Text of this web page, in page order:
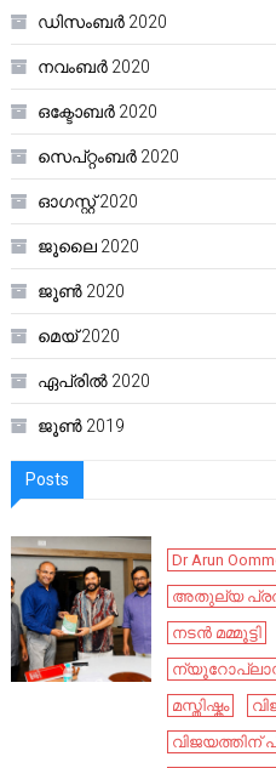
ഡിസംബർ 2020
നവംബർ 2020
ഒക്ടോബർ 2020
സെപ്റ്റംബർ 2020
ഓഗസ്റ്റ്‌ 2020
ജൂലൈ 2020
ജൂൺ 2020
മെയ്‌ 2020
ഏപ്രിൽ 2020
ജൂൺ 2019
Posts
Dr Arun
അതുല്യ
നടൻ മമ്മൂട്ടി
മസ്തിഷ്കം
വിജയത്തിന്